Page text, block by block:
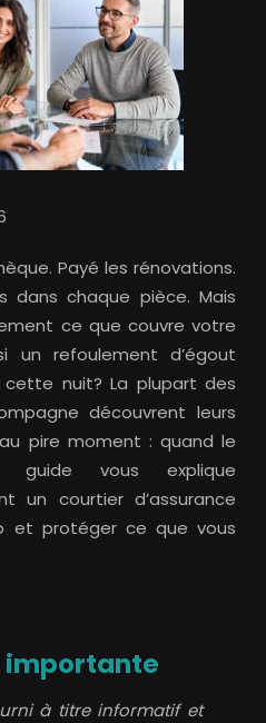
Payé les rénovations.
dans chaque pièce. Mais
ce que couvre votre
un refoulement d’égout
nuit? La plupart des
découvrent leurs
pire moment : quand le
guide vous explique
un courtier d’assurance
et protéger ce que vous
à titre informatif et